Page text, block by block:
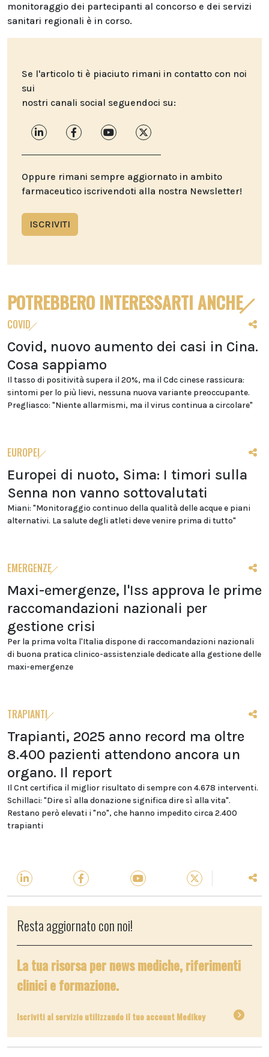
monitoraggio dei partecipanti al concorso e dei servizi
sanitari regionali è in corso.
Se l'articolo ti è piaciuto rimani in contatto con noi
sui
nostri canali social seguendoci su:
Oppure rimani sempre aggiornato in ambito
farmaceutico iscrivendoti alla nostra Newsletter!
ISCRIVITI
POTREBBERO INTERESSARTI ANCHE
COVID
Covid, nuovo aumento dei casi in Cina.
Cosa sappiamo
Il tasso di positività supera il 20%, ma il Cdc cinese rassicura:
sintomi per lo più lievi, nessuna nuova variante preoccupante.
Pregliasco: "Niente allarmismi, ma il virus continua a circolare"
EUROPEI
Europei di nuoto, Sima: I timori sulla
Senna non vanno sottovalutati
Miani: "Monitoraggio continuo della qualità delle acque e piani
alternativi. La salute degli atleti deve venire prima di tutto"
EMERGENZE
Maxi-emergenze, l'Iss approva le prime
raccomandazioni nazionali per
gestione crisi
Per la prima volta l'Italia dispone di raccomandazioni nazionali
di buona pratica clinico-assistenziale dedicate alla gestione delle
maxi-emergenze
TRAPIANTI
Trapianti, 2025 anno record ma oltre
8.400 pazienti attendono ancora un
organo. Il report
Il Cnt certifica il miglior risultato di sempre con 4.678 interventi.
Schillaci: "Dire sì alla donazione significa dire sì alla vita".
Restano però elevati i "no", che hanno impedito circa 2.400
trapianti
Resta aggiornato con noi!
La tua risorsa per news mediche, riferimenti
clinici e formazione.
Iscriviti al servizio utilizzando il tuo account Medikey